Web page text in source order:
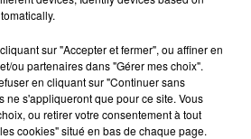
caritatif de
2025 à Montpellier.
à 6h00 par
sur "Accepter et fermer", ou affiner en
ou partenaires dans "Gérer mes choix".
en cliquant sur "Continuer sans
ne s'appliqueront que pour ce site. Vous
ou retirer votre consentement à tout
cookies" situé en bas de chaque page.